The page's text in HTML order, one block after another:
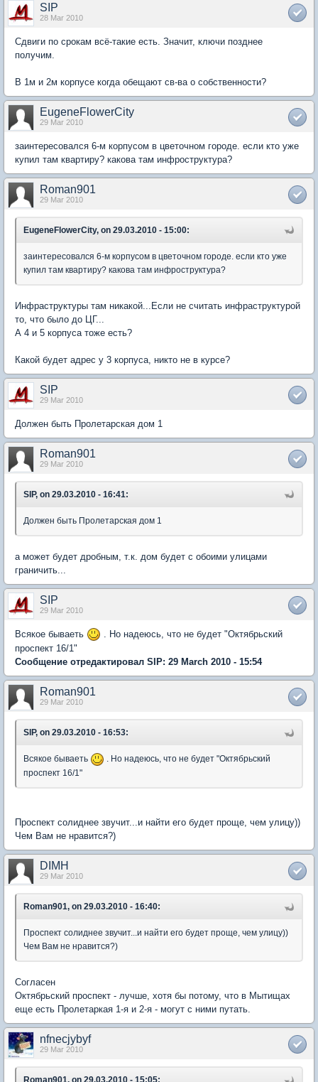
SIP
28 Mar 2010
Сдвиги по срокам всё-такие есть. Значит, ключи позднее
получим.
В 1м и 2м корпусе когда обещают св-ва о собственности?
EugeneFlowerCity
29 Mar 2010
заинтересовался 6-м корпусом в цветочном городе. если кто уже
купил там квартиру? какова там инфроструктура?
Roman901
29 Mar 2010
EugeneFlowerCity, on 29.03.2010 - 15:00:
заинтересовался 6-м корпусом в цветочном городе. если кто уже
купил там квартиру? какова там инфроструктура?
Инфраструктуры там никакой...Если не считать инфраструктурой
то, что было до ЦГ...
А 4 и 5 корпуса тоже есть?
Какой будет адрес у 3 корпуса, никто не в курсе?
SIP
29 Mar 2010
Должен быть Пролетарская дом 1
Roman901
29 Mar 2010
SIP, on 29.03.2010 - 16:41:
Должен быть Пролетарская дом 1
а может будет дробным, т.к. дом будет с обоими улицами
граничить...
SIP
29 Mar 2010
Всякое бываеть
. Но надеюсь, что не будет "Октябрьский
проспект 16/1"
Сообщение отредактировал SIP: 29 March 2010 - 15:54
Roman901
29 Mar 2010
SIP, on 29.03.2010 - 16:53:
Всякое бываеть
. Но надеюсь, что не будет "Октябрьский
проспект 16/1"
Проспект солиднее звучит...и найти его будет проще, чем улицу))
Чем Вам не нравится?)
DIMH
29 Mar 2010
Roman901, on 29.03.2010 - 16:40:
Проспект солиднее звучит...и найти его будет проще, чем улицу))
Чем Вам не нравится?)
Согласен
Октябрьский проспект - лучше, хотя бы потому, что в Мытищах
еще есть Пролетаркая 1-я и 2-я - могут с ними путать.
nfnecjybyf
29 Mar 2010
Roman901, on 29.03.2010 - 15:05: